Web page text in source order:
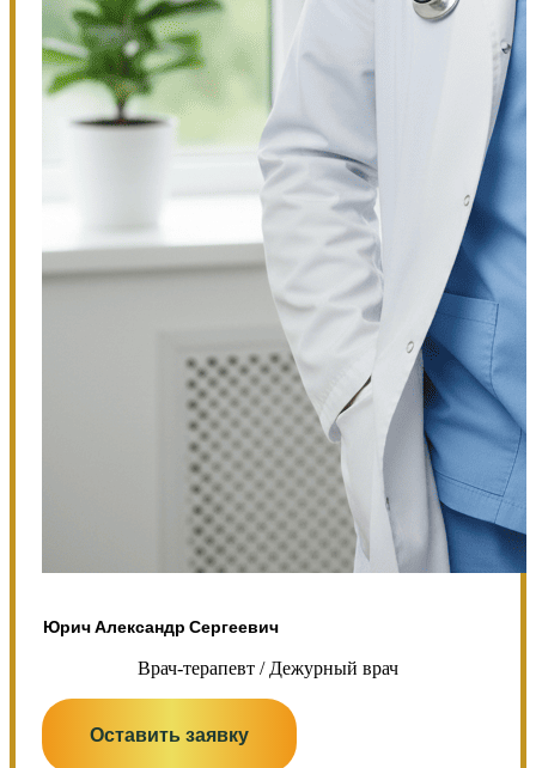
Юрич Александр Сергеевич
Врач-терапевт / Дежурный врач
Оставить заявку